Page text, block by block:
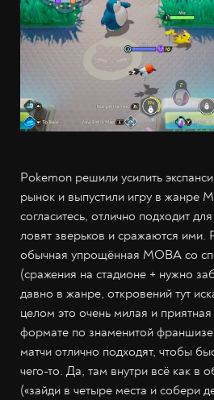
Pokemon решили усилить
рынок и выпустили игру в жанре
согласитесь, отлично подходит
ловят зверьков и сражаются
обычная упрощённая MOBA со
(сражения на стадионе + нужно
давно в жанре, откровений тут
целом это очень милая и
формате по знаменитой
матчи отлично подходят, чтобы
чего-то. Да, там внутри всё как в
(«зайди в четыре места и собери